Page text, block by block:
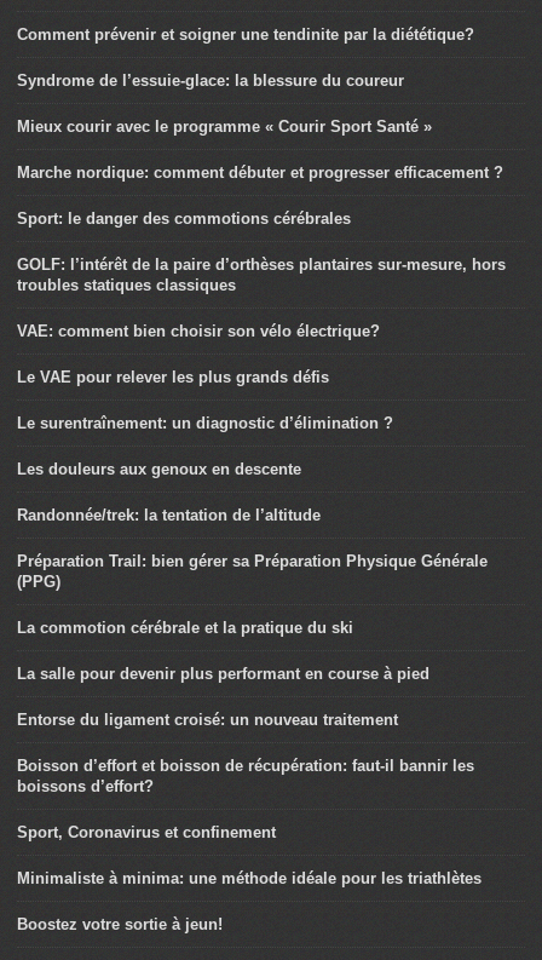
Comment prévenir et soigner une tendinite par la diététique?
Syndrome de l’essuie-glace: la blessure du coureur
Mieux courir avec le programme « Courir Sport Santé »
Marche nordique: comment débuter et progresser efficacement ?
Sport: le danger des commotions cérébrales
GOLF: l’intérêt de la paire d’orthèses plantaires sur-mesure, hors
troubles statiques classiques
VAE: comment bien choisir son vélo électrique?
Le VAE pour relever les plus grands défis
Le surentraînement: un diagnostic d’élimination ?
Les douleurs aux genoux en descente
Randonnée/trek: la tentation de l’altitude
Préparation Trail: bien gérer sa Préparation Physique Générale
(PPG)
La commotion cérébrale et la pratique du ski
La salle pour devenir plus performant en course à pied
Entorse du ligament croisé: un nouveau traitement
Boisson d’effort et boisson de récupération: faut-il bannir les
boissons d’effort?
Sport, Coronavirus et confinement
Minimaliste à minima: une méthode idéale pour les triathlètes
Boostez votre sortie à jeun!